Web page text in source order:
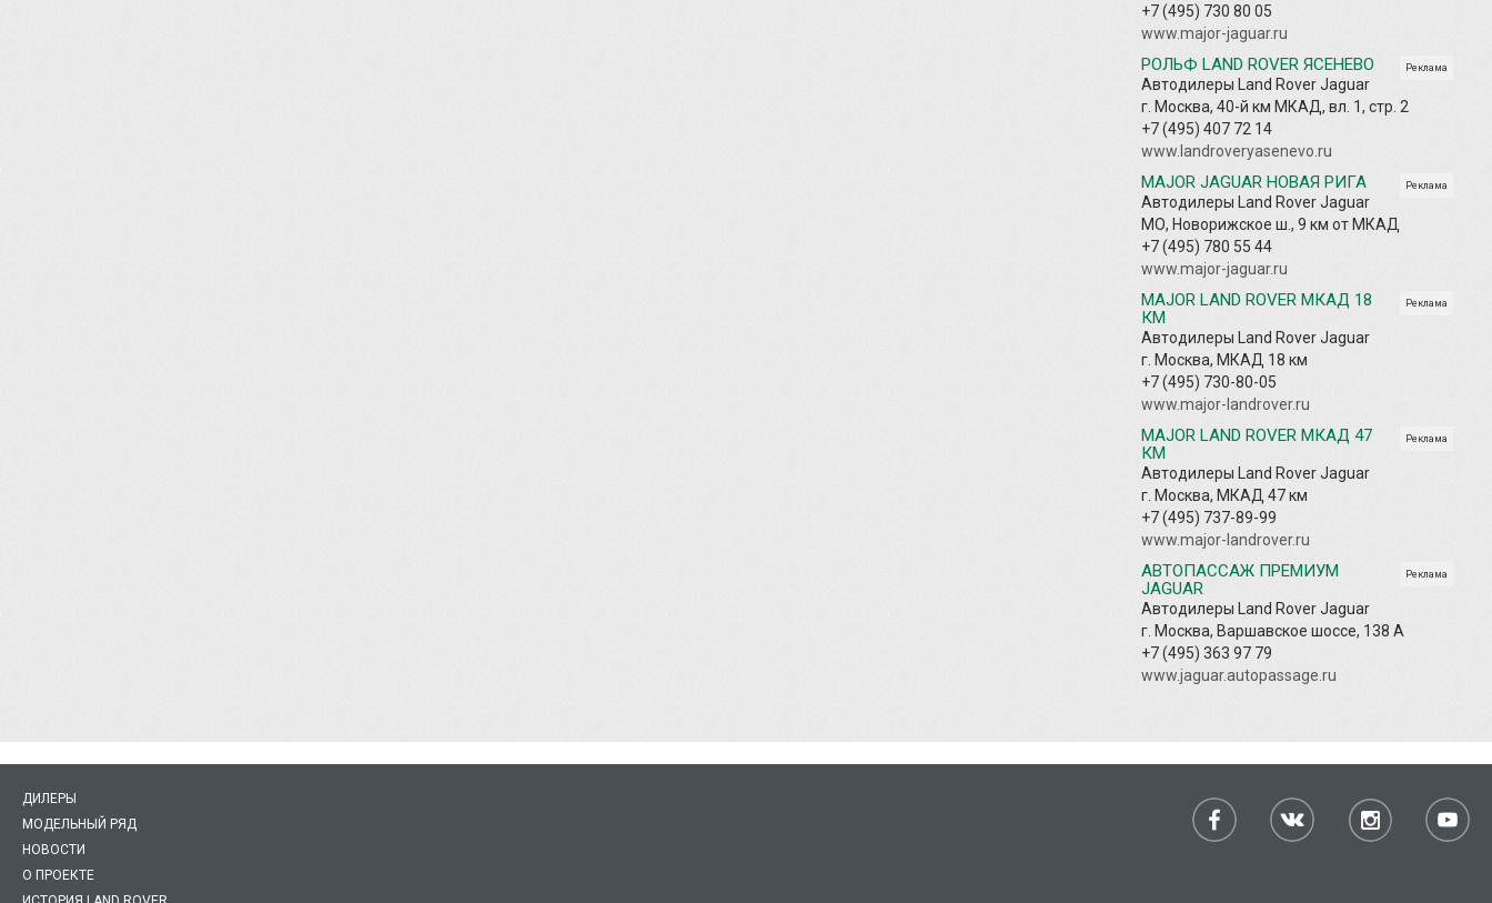
+7 (495) 730 80 05
www.major-jaguar.ru
Реклама
РОЛЬФ LAND ROVER ЯСЕНЕВО
Автодилеры Land Rover Jaguar
г. Москва, 40-й км МКАД, вл. 1, стр. 2
+7 (495) 407 72 14
www.landroveryasenevo.ru
Реклама
MAJOR JAGUAR НОВАЯ РИГА
Автодилеры Land Rover Jaguar
МО, Новорижское ш., 9 км от МКАД
+7 (495) 780 55 44
www.major-jaguar.ru
Реклама
MAJOR LAND ROVER МКАД 18
КМ
Автодилеры Land Rover Jaguar
г. Москва, МКАД 18 км
+7 (495) 730-80-05
www.major-landrover.ru
Реклама
MAJOR LAND ROVER МКАД 47
КМ
Автодилеры Land Rover Jaguar
г. Москва, МКАД 47 км
+7 (495) 737-89-99
www.major-landrover.ru
Реклама
АВТОПАССАЖ ПРЕМИУМ
JAGUAR
Автодилеры Land Rover Jaguar
г. Москва, Варшавское шоссе, 138 А
+7 (495) 363 97 79
www.jaguar.autopassage.ru
ДИЛЕРЫ
МОДЕЛЬНЫЙ РЯД
НОВОСТИ
О ПРОЕКТЕ